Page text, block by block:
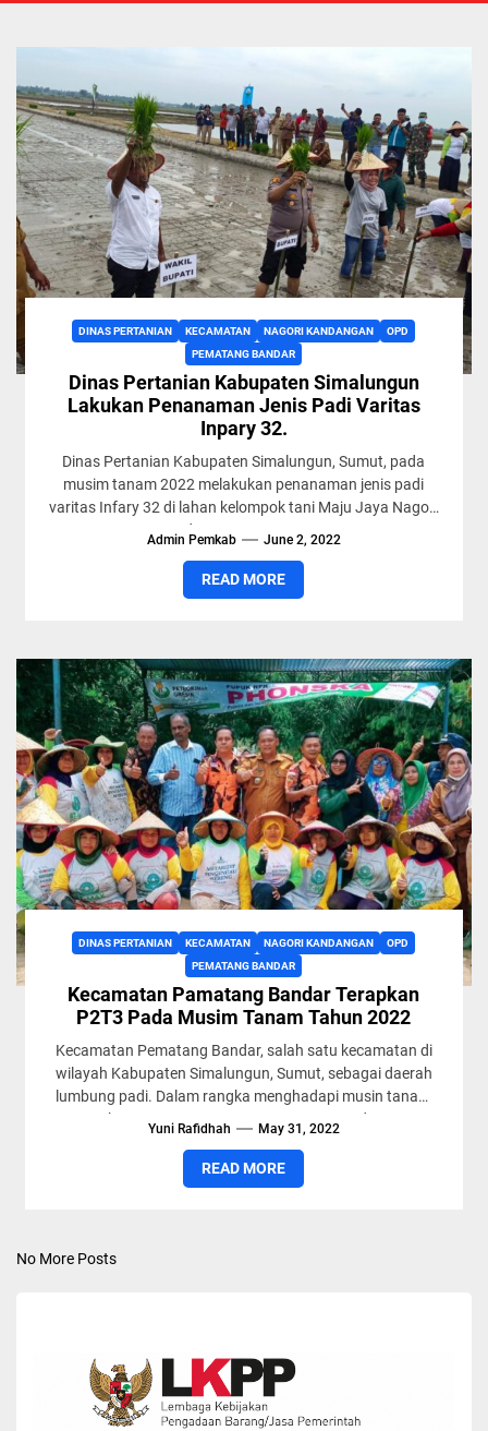
DINAS PERTANIAN KECAMATAN NAGORI KANDANGAN
OPD
PEMATANG BANDAR
Dinas Pertanian Kabupaten Simalungun
Lakukan Penanaman Jenis Padi Varitas
Inpary 32.
Dinas Pertanian Kabupaten Simalungun, Sumut, pada
musim tanam 2022 melakukan penanaman jenis padi
varitas Infary 32 di lahan kelompok tani Maju Jaya Nagori
Kandangan Kecamatan...
Admin Pemkab June 2, 2022
READ MORE
DINAS PERTANIAN KECAMATAN NAGORI KANDANGAN
OPD
PEMATANG BANDAR
Kecamatan Pamatang Bandar Terapkan
P2T3 Pada Musim Tanam Tahun 2022
Kecamatan Pematang Bandar, salah satu kecamatan di
wilayah Kabupaten Simalungun, Sumut, sebagai daerah
lumbung padi. Dalam rangka menghadapi musin tanam
tahun 2022 Kecamatan Pematang Bandar...
Yuni Rafidhah May 31, 2022
READ MORE
No More Posts